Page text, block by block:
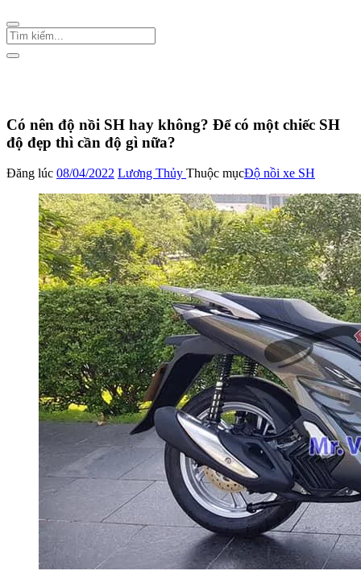
Có nên độ nồi SH hay không? Để có một chiếc SH
độ đẹp thì cần độ gì nữa?
Đăng lúc 08/04/2022 Lương Thủy Thuộc mụcĐộ nồi xe SH